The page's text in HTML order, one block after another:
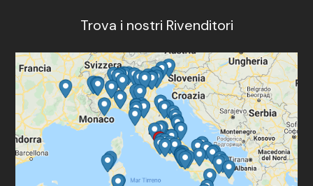
Trova i nostri Rivenditori